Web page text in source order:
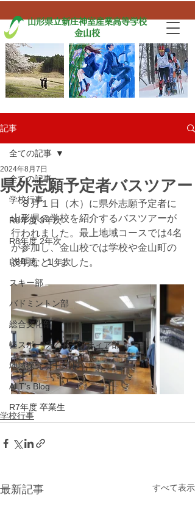
山形県立新庄神室産業高等学校
金山校
記事
全ての記事
学校行事
R8年度 3年次
R8年度 2年次
R8年度 １年次
スキー部
バドミントン部
総合文化部
軽スポーツ／ボランティア部
地域探究サークル
ALT's Blog
R7年度 卒業生
全ての記事
県外志願予定者バスツアー
2024年8月7日
８月１日（木）に県外志願予定者に
山形県の学校を紹介するバスツアーが
行われました。最上地域コースでは4名
が参加し、金山校では学校や金山町の
説明などしました。
学校行事
最新記事 すべて表示